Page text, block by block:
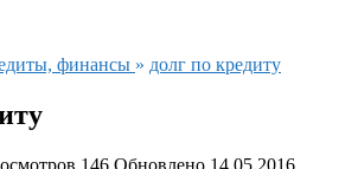
финансы » долг по кредиту
146 Обновлено 14.05.2016